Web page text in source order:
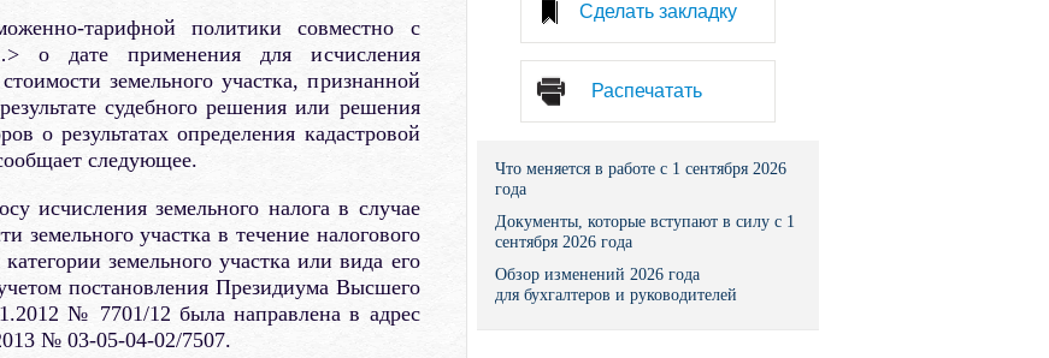
Президент: законы и указы
Роструд
Социальный фонд России
Суд общей юрисдикции
Федеральная налоговая служба
Фонд социального страхования
Остальные ведомства
тарифной политики совместно с
о дате применения для исчисления
земельного участка, признанной
судебного решения или решения
о результатах определения кадастровой
следующее.
исчисления земельного налога в случае
земельного участка в течение налогового
земельного участка или вида его
постановления Президиума Высшего
№ 7701/12 была направлена в адрес
№ 03-05-04-02/7507.
Сделать закладку
Распечатать
Что меняется в работе с 1 сентября 2026
года
Документы, которые вступают в силу с 1
сентября 2026 года
Обзор изменений 2026 года
для бухгалтеров и руководителей